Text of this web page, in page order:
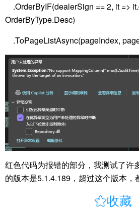
.OrderByIF(dealerSign == 2, it =>
OrderByType.Desc)
.ToPageListAsync(pageIndex,
红色代码为报错的部分，我测试了许
的版本是5.1.4.189，超过这个版本，
收藏